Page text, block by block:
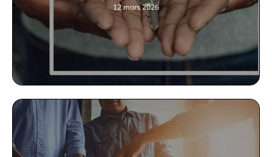
12 mars 2026